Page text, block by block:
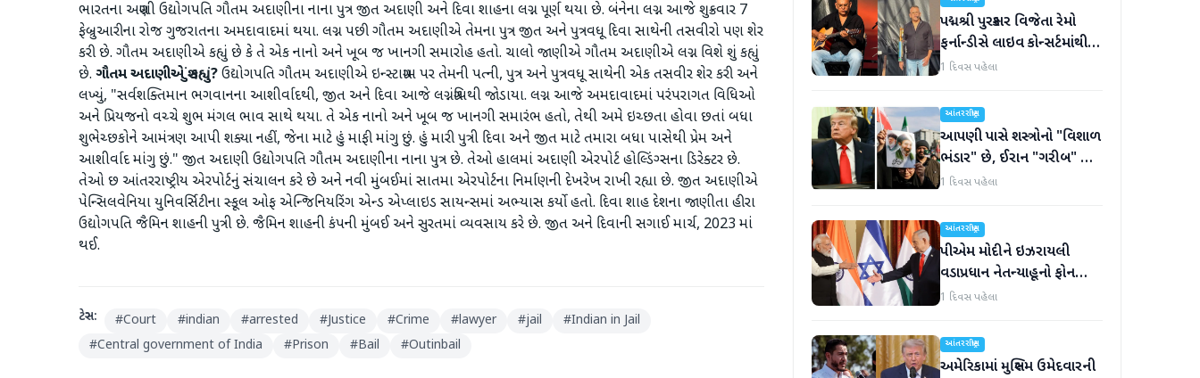
ભારતના અગ્રણી ઉદ્યોગપતિ ગૌતમ અદાણીના નાના પુત્ર જીત અદાણી અને દિવા શાહના લગ્ન પૂર્ણ થયા છે. બંનેના લગ્ન આજે શુક્રવાર 7
ફેબ્રુઆરીના રોજ ગુજરાતના અમદાવાદમાં થયા. લગ્ન પછી ગૌતમ અદાણીએ તેમના પુત્ર જીત અને પુત્રવધૂ દિવા સાથેની તસવીરો પણ શેર
કરી છે. ગૌતમ અદાણીએ કહ્યું છે કે તે એક નાનો અને ખૂબ જ ખાનગી સમારોહ હતો. ચાલો જાણીએ ગૌતમ અદાણીએ લગ્ન વિશે શું કહ્યું
છે. ગૌતમ અદાણીએ શું કહ્યું?ઉદ્યોગપતિ ગૌતમ અદાણીએ ઇન્સ્ટાગ્રામ પર તેમની પત્ની, પુત્ર અને પુત્રવધૂ સાથેની એક તસવીર શેર કરી અને
લખ્યું, "સર્વશક્તિમાન ભગવાનના આશીર્વાદથી, જીત અને દિવા આજે લગ્નગ્રંથિથી જોડાયા. લગ્ન આજે અમદાવાદમાં પરંપરાગત વિધિઓ
અને પ્રિયજનો વચ્ચે શુભ મંગલ ભાવ સાથે થયા. તે એક નાનો અને ખૂબ જ ખાનગી સમારંભ હતો, તેથી અમે ઇચ્છતા હોવા છતાં બધા
શુભેચ્છકોને આમંત્રણ આપી શક્યા નહીં, જેના માટે હું માફી માંગુ છું. હું મારી પુત્રી દિવા અને જીત માટે તમારા બધા પાસેથી પ્રેમ અને
આશીર્વાદ માંગુ છું." જીત અદાણી ઉદ્યોગપતિ ગૌતમ અદાણીના નાના પુત્ર છે. તેઓ હાલમાં અદાણી એરપોર્ટ હોલ્ડિંગ્સના ડિરેક્ટર છે.
તેઓ છ આંતરરાષ્ટ્રીય એરપોર્ટનું સંચાલન કરે છે અને નવી મુંબઈમાં સાતમા એરપોર્ટના નિર્માણની દેખરેખ રાખી રહ્યા છે. જીત અદાણીએ
પેન્સિલવેનિયા યુનિવર્સિટીના સ્કૂલ ઓફ એન્જિનિયરિંગ એન્ડ એપ્લાઇડ સાયન્સમાં અભ્યાસ કર્યો હતો. દિવા શાહ દેશના જાણીતા હીરા
ઉદ્યોગપતિ જૈમિન શાહની પુત્રી છે. જૈમિન શાહની કંપની મુંબઈ અને સુરતમાં વ્યવસાય કરે છે. જીત અને દિવાની સગાઈ માર્ચ, 2023 માં
થઈ.
ટેગ્સ: #Court #indian #arrested #Justice #Crime #lawyer #jail #Indian in Jail
#Central government of India #Prison #Bail #Outinbail
પદ્મશ્રી પુરસ્કાર વિજેતા રેમો
ફર્નાન્ડીસે લાઇવ કોન્સર્ટમાંથી
નિવૃત્તિની જાહેરાત કરી
1 દિવસ પહેલા
આંતરરાષ્ટ્રીય
આપણી પાસે શસ્ત્રોનો "વિશાળ
ભંડાર" છે, ઈરાન "ગરીબ" છે,
ટ્રમ્પનું નિવેદન
1 દિવસ પહેલા
આંતરરાષ્ટ્રીય
પીએમ મોદીને ઇઝરાયલી
વડાપ્રધાન નેતન્યાહૂનો ફોન
આવ્યો
1 દિવસ પહેલા
આંતરરાષ્ટ્રીય
અમેરિકામાં મુસ્લિમ ઉમેદવારની